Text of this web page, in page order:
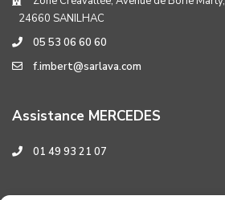
24660 SANILHAC
05 53 06 60 60
f.imbert@sarlava.com
Assistance MERCEDES
01 49 93 21 07